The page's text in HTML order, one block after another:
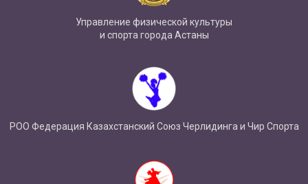
Управление физической культуры
и спорта города Астаны
РОО Федерация Казахстанский Союз Черлидинга и Чир Спорта